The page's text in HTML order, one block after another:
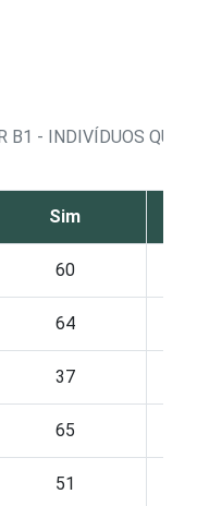
B1 - INDIVÍDUOS QUE
Sim
60
64
37
65
51